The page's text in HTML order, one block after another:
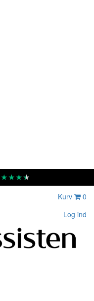
★★★★
Kurv
0
Log ind